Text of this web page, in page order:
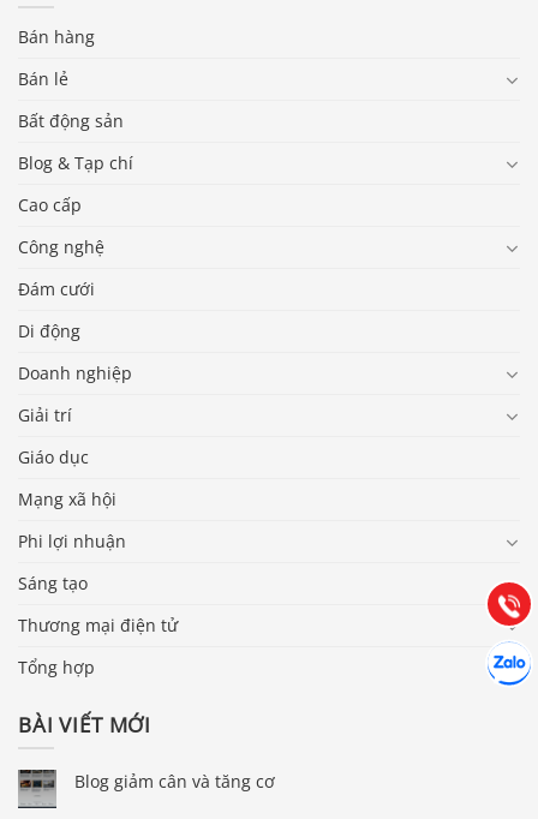
Bán hàng
Bán lẻ
Bất động sản
Blog & Tạp chí
Cao cấp
Công nghệ
Đám cưới
Di động
Doanh nghiệp
Giải trí
Giáo dục
Mạng xã hội
Phi lợi nhuận
Sáng tạo
Thương mại điện tử
Tổng hợp
BÀI VIẾT MỚI
Blog giảm cân và tăng cơ
Gọi
Hướng dẫn & Hỗ trợ:
(028) 22.166.144
Chát